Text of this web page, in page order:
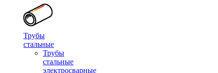
Трубы
стальные
Трубы
стальные
электросварные